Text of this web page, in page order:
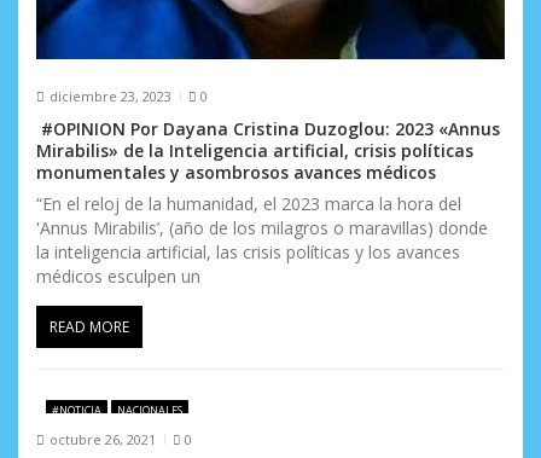
diciembre 23, 2023 0
#OPINION Por Dayana Cristina Duzoglou: 2023 «Annus
Mirabilis» de la Inteligencia artificial, crisis políticas
monumentales y asombrosos avances médicos
“En el reloj de la humanidad, el 2023 marca la hora del
'Annus Mirabilis’, (año de los milagros o maravillas) donde
la inteligencia artificial, las crisis políticas y los avances
médicos esculpen un
READ MORE
#NOTICIA NACIONALES
octubre 26, 2021 0